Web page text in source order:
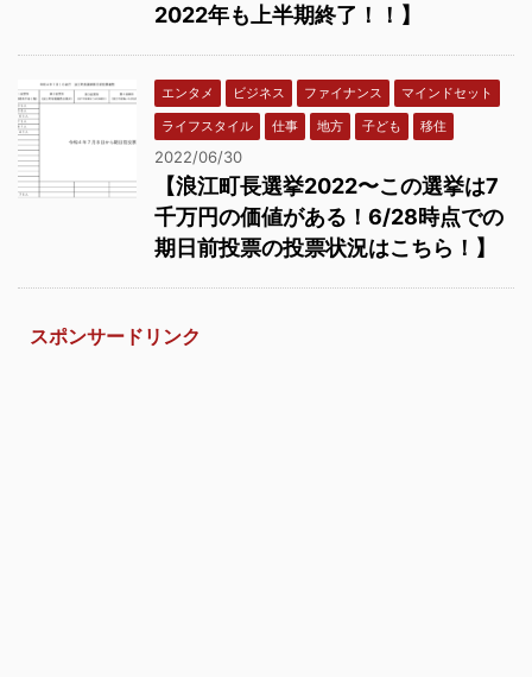
2022年も上半期終了！！】
エンタメ ビジネス ファイナンス
マインドセット
ライフスタイル
仕事 地方 子ども 移住
2022/06/30
【浪江町長選挙2022〜この選挙は7
千万円の価値がある！6/28時点での
期日前投票の投票状況はこちら！】
スポンサードリンク